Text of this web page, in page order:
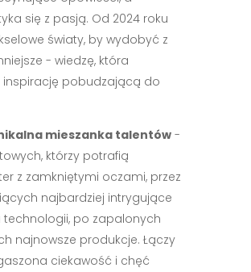
się z pasją. Od 2024 roku
światy, by wydobyć z
- wiedzę, która
inspirację pobudzającą do
mieszanka talentów-
którzy potrafią
z zamkniętymi oczami, przez
najbardziej intrygujące
technologii, po zapalonych
najnowsze produkcje. Łączy
ciekawość i chęć